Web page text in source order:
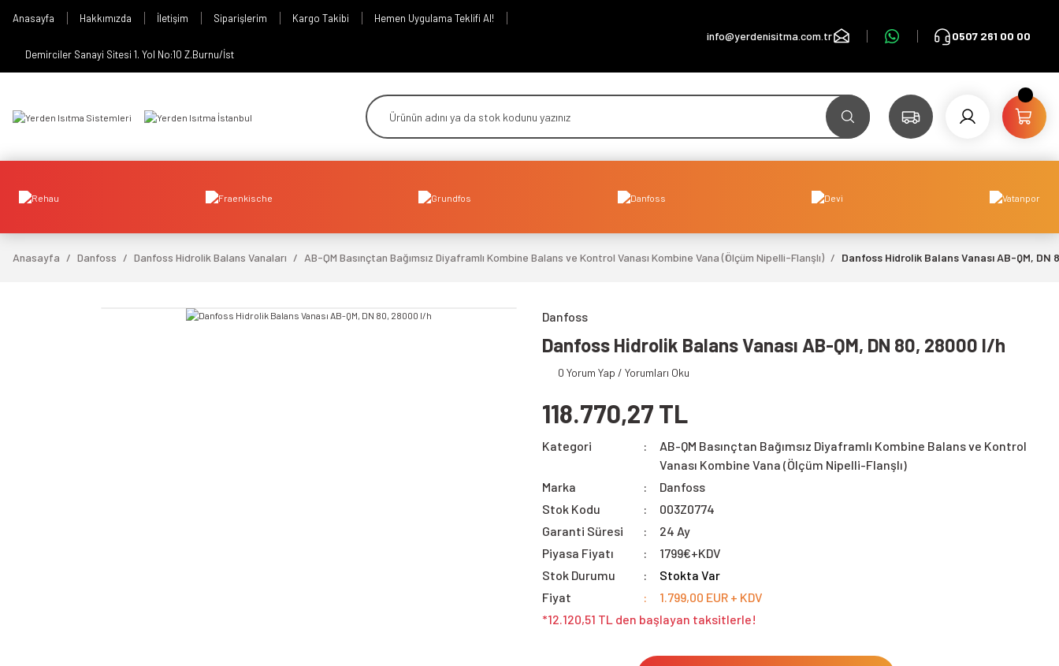
Anasayfa Hakkımızda İletişim Siparişlerim Kargo Takibi Hemen Uygulama Teklifi Al!
Demirciler Sanayi Sitesi 1. Yol No:10 Z.Burnu/İst
info@yerdenisitma.com.tr 0507 261 00 00
Anasayfa Danfoss Danfoss Hidrolik Balans Vanaları AB-QM Basınçtan Bağımsız Diyaframlı Kombine Balans ve Kontrol Vanası Kombine Vana (Ölçüm Nipelli-Flanşlı) Danfoss Hidrolik Balans Vanası AB-QM, DN
Danfoss
Danfoss Hidrolik Balans Vanası AB-QM, DN 80, 28000 l/h
0 Yorum Yap / Yorumları Oku
118.770,27 TL
Kategori
AB-QM Basınçtan Bağımsız Diyaframlı Kombine Balans ve Kontrol
Vanası Kombine Vana (Ölçüm Nipelli-Flanşlı)
Marka
Danfoss
Stok Kodu
003Z0774
Garanti Süresi
24 Ay
Piyasa Fiyatı
1799€+KDV
Stok Durumu
Stokta Var
Fiyat
1.799,00 EUR + KDV
*12.120,51 TL den başlayan taksitlerle!